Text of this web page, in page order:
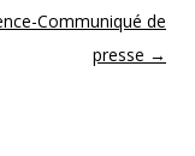
Communiqué de
presse →